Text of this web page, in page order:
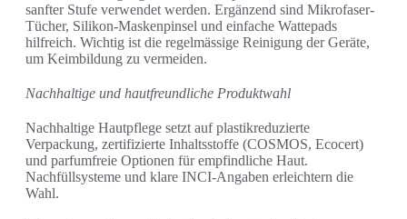
sanfter Stufe verwendet werden. Ergänzend sind Mikrofaser-
Tücher, Silikon-Maskenpinsel und einfache Wattepads
hilfreich. Wichtig ist die regelmässige Reinigung der Geräte,
um Keimbildung zu vermeiden.
Nachhaltige und hautfreundliche Produktwahl
Nachhaltige Hautpflege setzt auf plastikreduzierte
Verpackung, zertifizierte Inhaltsstoffe (COSMOS, Ecocert)
und parfumfreie Optionen für empfindliche Haut.
Nachfüllsysteme und klare INCI-Angaben erleichtern die
Wahl.